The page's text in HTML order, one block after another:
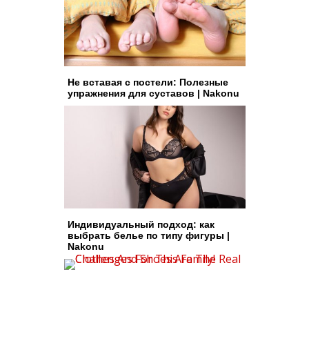
Не вставая с постели: Полезные
упражнения для суставов | Nakonu
Индивидуальный подход: как
выбрать белье по типу фигуры |
Nakonu